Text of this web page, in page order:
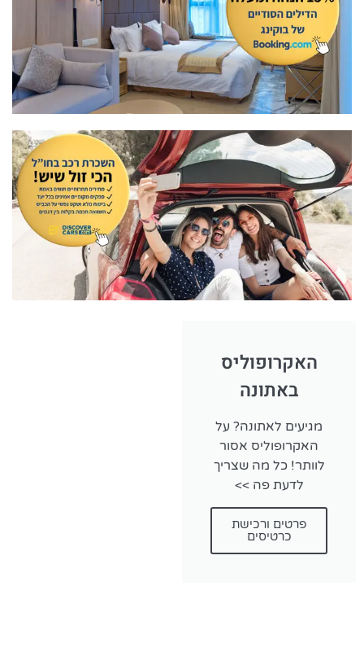
האקרופוליס
באתונה
מגיעים לאתונה? על
האקרופוליס אסור
לוותר! כל מה שצריך
לדעת פה >>
פרטים ורכישת
כרטיסים